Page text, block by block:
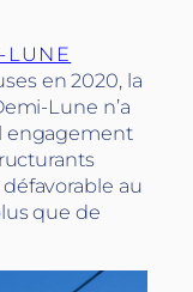
LUNE
en 2020, la
Lune n’a
engagement
au
que de